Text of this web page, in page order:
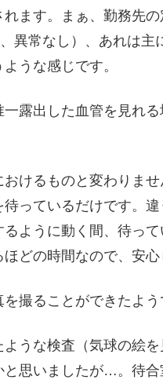
ます。まぁ、勤務先
異常なし）、あれは
うな感じです。
露出した血管を見れ
けるものと変わりま
待っているだけです。
ように動く間、待っ
どの時間なので、安心
撮ることができたよう
うな検査（気球の絵
思いましたが…。待